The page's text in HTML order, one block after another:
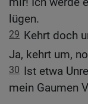
lügen.
29 Kehrt doch
Ja, kehrt um,
30 Ist etwa
mein Gaumen